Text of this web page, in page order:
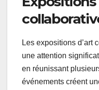
Les expositions d’art
une attention
en réunissant
événements créent